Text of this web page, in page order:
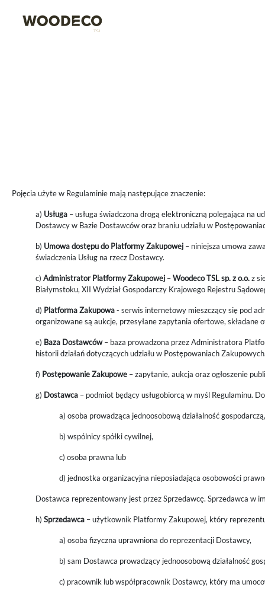
Pojęcia użyte w Regulaminie mają następujące znaczenie:
a) Usługa – usługa świadczona drogą elektroniczną polegająca
Dostawcy w Bazie Dostawców oraz braniu udziału w
b) Umowa dostępu do Platformy Zakupowej – niniejsza umowa
świadczenia Usług na rzecz Dostawcy.
c) Administrator Platformy Zakupowej –Woodeco TSL sp. z o.o.z
Białymstoku, XII Wydział Gospodarczy Krajowego Rejestru
d) Platforma Zakupowa- serwis internetowy mieszczący się pod
organizowane są aukcje, przesyłane zapytania ofertowe,
e) Baza Dostawców– baza prowadzona przez Administratora
historii działań dotyczących udziału w Postępowaniach
f) Postępowanie Zakupowe – zapytanie, aukcja oraz ogłoszenie
g) Dostawca – podmiot będący usługobiorcą w myśl Regulaminu.
a) osoba prowadząca jednoosobową działalność gospodarczą,
b) wspólnicy spółki cywilnej,
c) osoba prawna lub
d) jednostka organizacyjna nieposiadająca osobowości
Dostawca reprezentowany jest przez Sprzedawcę. Sprzedawca
h) Sprzedawca – użytkownik Platformy Zakupowej, który
a) osoba fizyczna uprawniona do reprezentacji Dostawcy,
b) sam Dostawca prowadzący jednoosobową działalność
c) pracownik lub współpracownik Dostawcy, który ma